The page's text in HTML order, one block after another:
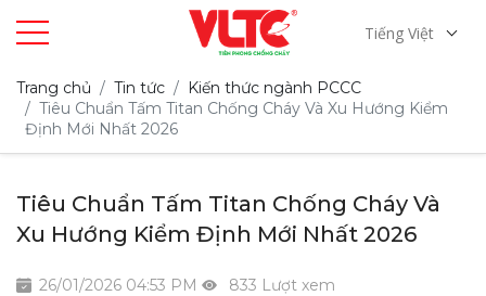
Tiếng Việt
Trang chủ Tin tức
Kiến thức ngành PCCC
Tiêu Chuẩn Tấm Titan Chống Cháy Và Xu Hướng Kiểm
Định Mới Nhất 2026
Tiêu Chuẩn Tấm Titan Chống Cháy Và
Xu Hướng Kiểm Định Mới Nhất 2026
26/01/2026 04:53 PM 833 Lượt xem